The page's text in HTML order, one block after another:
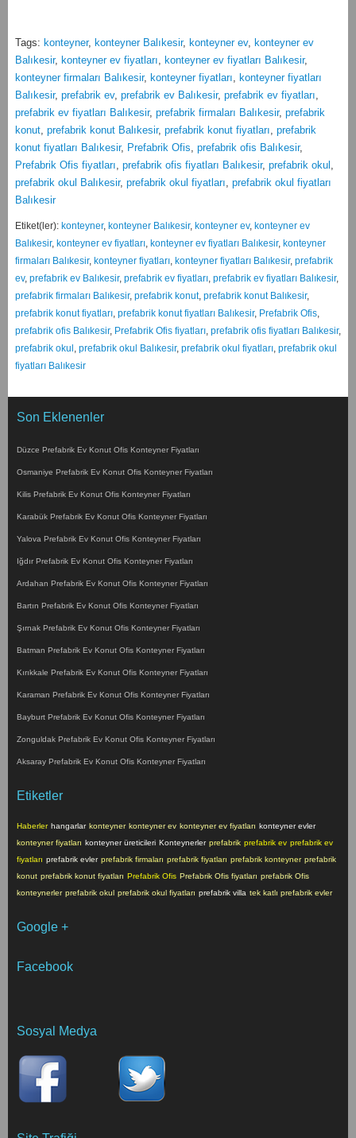
Tags: konteyner, konteyner Balıkesir, konteyner ev, konteyner ev
Balıkesir, konteyner ev fiyatları, konteyner ev fiyatları Balıkesir,
konteyner firmaları Balıkesir, konteyner fiyatları, konteyner fiyatları
Balıkesir, prefabrik ev, prefabrik ev Balıkesir, prefabrik ev fiyatları,
prefabrik ev fiyatları Balıkesir, prefabrik firmaları Balıkesir, prefabrik
konut, prefabrik konut Balıkesir, prefabrik konut fiyatları, prefabrik
konut fiyatları Balıkesir, Prefabrik Ofis, prefabrik ofis Balıkesir,
Prefabrik Ofis fiyatları, prefabrik ofis fiyatları Balıkesir, prefabrik okul ,
prefabrik okul Balıkesir, prefabrik okul fiyatları, prefabrik okul fiyatları
Balıkesir
Etiket(ler): konteyner, konteyner Balıkesir, konteyner ev, konteyner ev
Balıkesir, konteyner ev fiyatları, konteyner ev fiyatları Balıkesir, konteyner
firmaları Balıkesir, konteyner fiyatları, konteyner fiyatları Balıkesir, prefabrik
ev, prefabrik ev Balıkesir, prefabrik ev fiyatları, prefabrik ev fiyatları Balıkesir,
prefabrik firmaları Balıkesir, prefabrik konut, prefabrik konut Balıkesir,
prefabrik konut fiyatları, prefabrik konut fiyatları Balıkesir, Prefabrik Ofis,
prefabrik ofis Balıkesir, Prefabrik Ofis fiyatları, prefabrik ofis fiyatları Balıkesir,
prefabrik okul , prefabrik okul Balıkesir, prefabrik okul fiyatları, prefabrik okul
fiyatları Balıkesir
Son Eklenenler
Düzce Prefabrik Ev Konut Ofis Konteyner Fiyatları
Osmaniye Prefabrik Ev Konut Ofis Konteyner Fiyatları
Kilis Prefabrik Ev Konut Ofis Konteyner Fiyatları
Karabük Prefabrik Ev Konut Ofis Konteyner Fiyatları
Yalova Prefabrik Ev Konut Ofis Konteyner Fiyatları
Iğdır Prefabrik Ev Konut Ofis Konteyner Fiyatları
Ardahan Prefabrik Ev Konut Ofis Konteyner Fiyatları
Bartın Prefabrik Ev Konut Ofis Konteyner Fiyatları
Şırnak Prefabrik Ev Konut Ofis Konteyner Fiyatları
Batman Prefabrik Ev Konut Ofis Konteyner Fiyatları
Kırıkkale Prefabrik Ev Konut Ofis Konteyner Fiyatları
Karaman Prefabrik Ev Konut Ofis Konteyner Fiyatları
Bayburt Prefabrik Ev Konut Ofis Konteyner Fiyatları
Zonguldak Prefabrik Ev Konut Ofis Konteyner Fiyatları
Aksaray Prefabrik Ev Konut Ofis Konteyner Fiyatları
Etiketler
Haberler hangarlar konteyner konteyner ev konteyner ev fiyatları konteyner evler
konteyner fiyatları konteyner üreticileri Konteynerler prefabrik prefabrik ev prefabrik ev
fiyatları prefabrik evler prefabrik firmaları prefabrik fiyatları prefabrik konteyner prefabrik
konut prefabrik konut fiyatları Prefabrik Ofis Prefabrik Ofis fiyatları prefabrik Ofis
konteynerler prefabrik okul prefabrik okul fiyatları prefabrik villa tek katlı prefabrik evler
Google +
Facebook
Sosyal Medya